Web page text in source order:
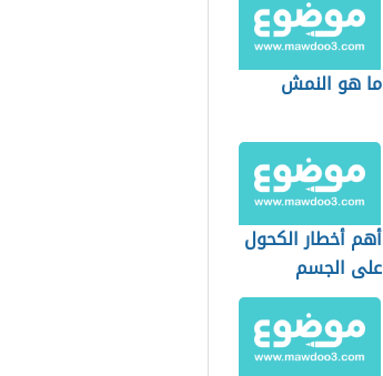
ما هو النمش
أهم أخطار الكحول
على الجسم